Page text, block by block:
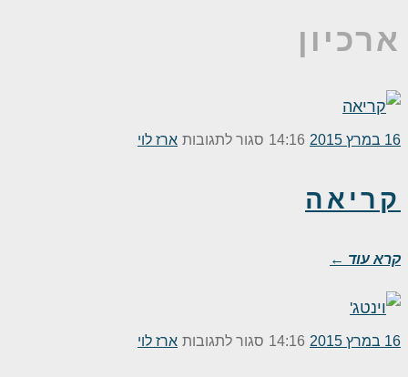
ארכיון
16 במרץ 2015 14:16 סגור לתגובותעלארז לוי
קריאה
קרא עוד ←
16 במרץ 2015 14:16 סגור לתגובותעלארז לוי